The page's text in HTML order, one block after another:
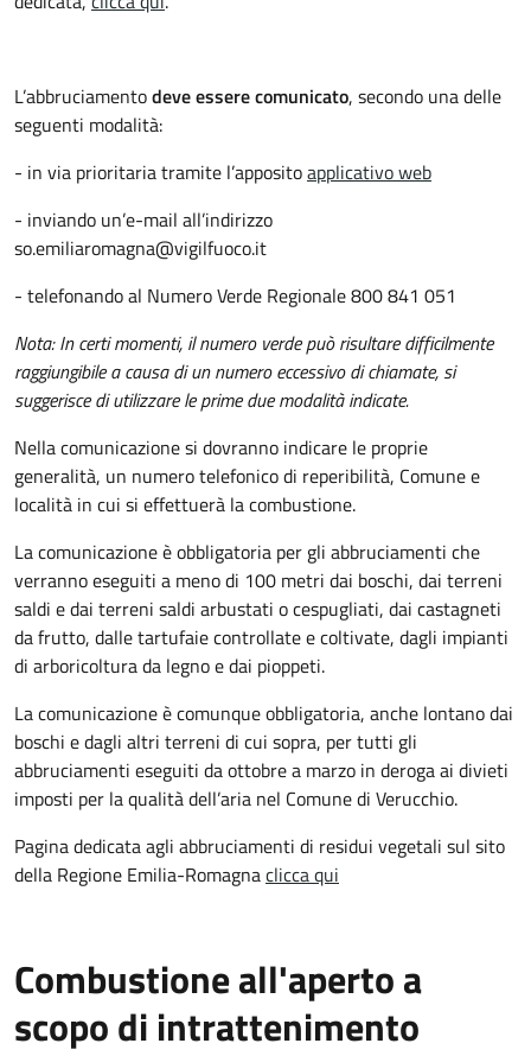
L’abbruciamentodeve essere comunicato, secondo una delle
seguenti modalità:
- in via prioritaria tramite l’appositoapplicativo web
- inviando un’e-mail all’indirizzo
so.emiliaromagna@vigilfuoco.it
- telefonando al Numero Verde Regionale 800 841 051
Nota: In certi momenti, il numero verde può risultare difficilmente
raggiungibile a causa di un numero eccessivo di chiamate, si
suggerisce di utilizzare le prime due modalità indicate.
Nella comunicazione si dovranno indicare le proprie
generalità, un numero telefonico di reperibilità, Comune e
località in cui si effettuerà la combustione.
La comunicazione è obbligatoria per gli abbruciamenti che
verranno eseguiti a meno di 100 metri dai boschi, dai terreni
saldi e dai terreni saldi arbustati o cespugliati, dai castagneti
da frutto, dalle tartufaie controllate e coltivate, dagli impianti
di arboricoltura da legno e dai pioppeti.
La comunicazione è comunque obbligatoria, anche lontano dai
boschi e dagli altri terreni di cui sopra, per tutti gli
abbruciamenti eseguiti da ottobre a marzo in deroga ai divieti
imposti per la qualità dell’aria nel Comune di Verucchio.
Pagina dedicata agli abbruciamenti di residui vegetali sul sito
della Regione Emilia-Romagnaclicca qui
Combustione all'aperto a
scopo di intrattenimento